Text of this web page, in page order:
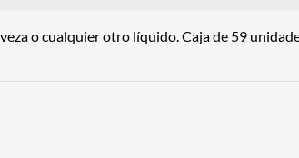
o cualquier otro líquido. Caja de 59